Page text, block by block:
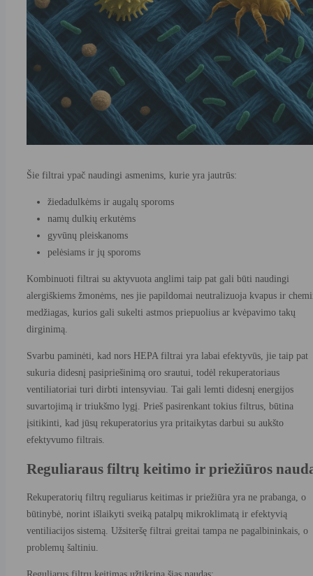
Šie filtrai ypač naudingi asmenims, kurie yra jautrūs:
žiedadulkėms ir augalų sporoms
namų dulkių erkutėms
gyvūnų pleiskanoms
pelėsiams ir jų sporoms
Kombinuoti filtrai su aktyvuota anglimi taip pat gali būti naudingi
alergiškiems žmonėms, nes jie papildomai neutralizuoja kvapus ir
medžiagas, kurios gali sukelti astmos priepuolius ar kvėpavimo takų
dirginimą.
Svarbu paminėti, kad nors HEPA filtrai yra labai efektyvūs, jie taip pat
sukuria didesnį pasipriešinimą oro srautui, todėl rekuperatoriaus
ventiliatoriai turi dirbti intensyviau. Tai gali lemti didesnį energijos
suvartojimą ir triukšmo lygį. Prieš pasirenkant tokius filtrus, būtina
įsitikinti, kad jūsų rekuperatorius yra pritaikytas darbui su aukšto
efektyvumo filtrais.
Reguliaraus filtrų keitimo ir priežiūros
Rekuperatorių filtrų reguliarus keitimas ir priežiūra yra ne prabanga, o
būtinybė, norint išlaikyti sveiką patalpų mikroklimatą ir efektyvią
ventiliacijos sistemą. Užsiteršę filtrai greitai tampa ne pagalbininkais, o
problemų šaltiniu.